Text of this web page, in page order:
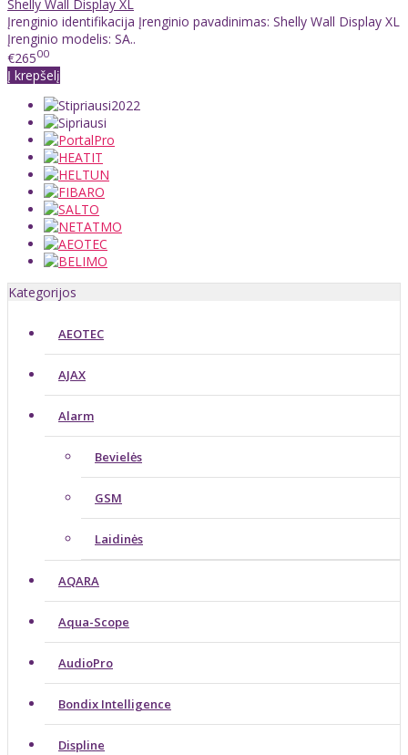
Shelly Wall Display XL
Įrenginio identifikacija Įrenginio pavadinimas: Shelly Wall Display XL
Įrenginio modelis: SA..
€26500
Į krepšelį
Kategorijos
AEOTEC
AJAX
Alarm
Bevielės
GSM
Laidinės
AQARA
Aqua-Scope
AudioPro
Bondix Intelligence
Displine